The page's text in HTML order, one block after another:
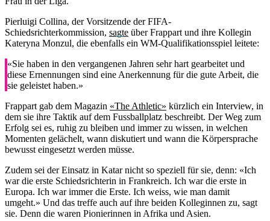
Pierluigi Collina, der Vorsitzende der FIFA-
Schiedsrichterkommission, sagte über Frappart und ihre Kollegin
Kateryna Monzul, die ebenfalls ein WM-Qualifikationsspiel leitete:
«Sie haben in den vergangenen Jahren sehr hart gearbeitet und
diese Ernennungen sind eine Anerkennung für die gute Arbeit, die
sie geleistet haben.»
Frappart gab dem Magazin «The Athletic» kürzlich ein Interview, in
dem sie ihre Taktik auf dem Fussballplatz beschreibt. Der Weg zum
Erfolg sei es, ruhig zu bleiben und immer zu wissen, in welchen
Momenten gelächelt, wann diskutiert und wann die Körpersprache
bewusst eingesetzt werden müsse.
Zudem sei der Einsatz in Katar nicht so speziell für sie, denn: «Ich
war die erste Schiedsrichterin in Frankreich. Ich war die erste in
Europa. Ich war immer die Erste. Ich weiss, wie man damit
umgeht.» Und das treffe auch auf ihre beiden Kolleginnen zu, sagt
sie. Denn die waren Pionierinnen in Afrika und Asien.